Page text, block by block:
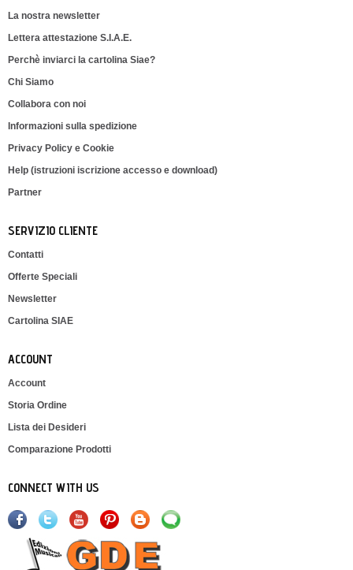
La nostra newsletter
Lettera attestazione S.I.A.E.
Perchè inviarci la cartolina Siae?
Chi Siamo
Collabora con noi
Informazioni sulla spedizione
Privacy Policy e Cookie
Help (istruzioni iscrizione accesso e download)
Partner
SERVIZIO CLIENTE
Contatti
Offerte Speciali
Newsletter
Cartolina SIAE
ACCOUNT
Account
Storia Ordine
Lista dei Desideri
Comparazione Prodotti
CONNECT WITH US